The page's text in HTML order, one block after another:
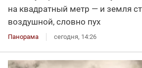
на квадратный метр — и земля
воздушной, словно пух
Панорама сегодня, 14:26